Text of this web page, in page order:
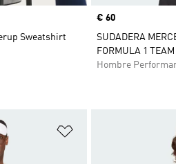
Sweatshirt
Precio
€ 60
SUDADERA
FORMULA 1
Hombre
Añadir a la lista de